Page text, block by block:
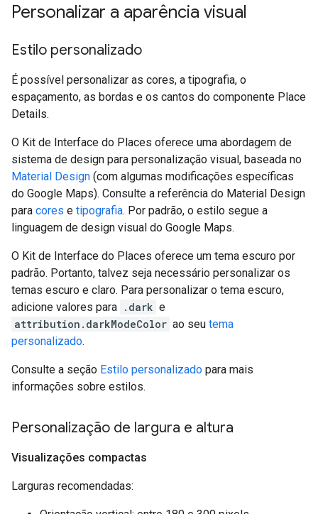
Personalizar a aparência visual
Estilo personalizado
É possível personalizar as cores, a tipografia, o
espaçamento, as bordas e os cantos do componente Place
Details.
O Kit de Interface do Places oferece uma abordagem de
sistema de design para personalização visual, baseada no
Material Design (com algumas modificações específicas
do Google Maps). Consulte a referência do Material Design
para cores e tipografia. Por padrão, o estilo segue a
linguagem de design visual do Google Maps.
O Kit de Interface do Places oferece um tema escuro por
padrão. Portanto, talvez seja necessário personalizar os
temas escuro e claro. Para personalizar o tema escuro,
adicione valores para .dark e
attribution.darkModeColor ao seu tema
personalizado.
Consulte a seção Estilo personalizado para mais
informações sobre estilos.
Personalização de largura e altura
Visualizações compactas
Larguras recomendadas: